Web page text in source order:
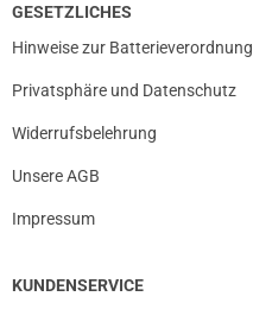
GESETZLICHES
Hinweise zur Batterieverordnung
Privatsphäre und Datenschutz
Widerrufsbelehrung
Unsere AGB
Impressum
KUNDENSERVICE